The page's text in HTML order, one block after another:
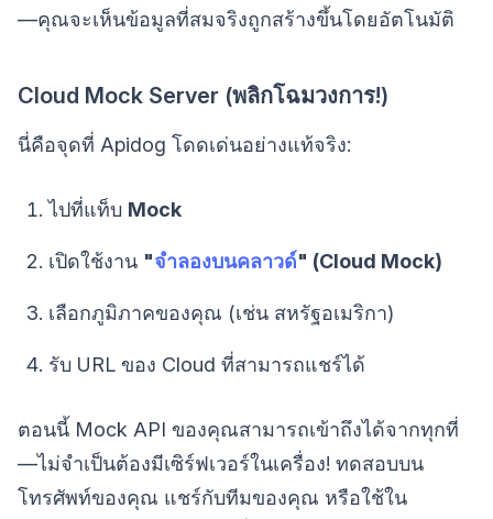
—คุณจะเห็นข้อมูลที่สมจริงถูกสร้างขึ้นโดยอัตโนมัติ
Cloud Mock Server (พลิกโฉมวงการ!)
นี่คือจุดที่ Apidog โดดเด่นอย่างแท้จริง:
ไปที่แท็บ Mock
เปิดใช้งาน "จำลองบนคลาวด์" (Cloud Mock)
เลือกภูมิภาคของคุณ (เช่น สหรัฐอเมริกา)
รับ URL ของ Cloud ที่สามารถแชร์ได้
ตอนนี้ Mock API ของคุณสามารถเข้าถึงได้จากทุกที่
—ไม่จำเป็นต้องมีเซิร์ฟเวอร์ในเครื่อง! ทดสอบบน
โทรศัพท์ของคุณ แชร์กับทีมของคุณ หรือใช้ใน